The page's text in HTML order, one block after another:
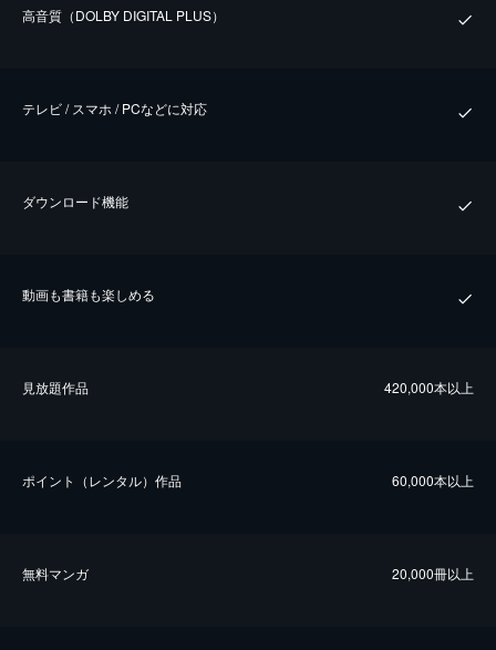
⾼⾳質（DOLBY DIGITAL PLUS）
テレビ / スマホ / PCなどに対応
ダウンロード機能
動画も書籍も楽しめる
⾒放題作品 420,000本以上
ポイント（レンタル）作品 60,000本以上
無料マンガ 20,000冊以上